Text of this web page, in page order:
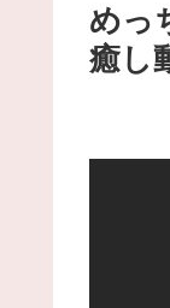
めっ
癒し